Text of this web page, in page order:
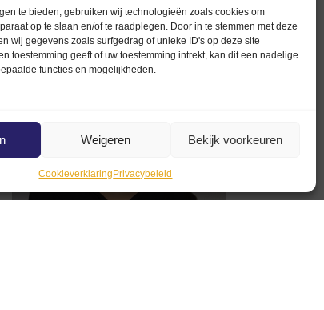
te bieden, gebruiken wij technologieën zoals cookies om
op te slaan en/of te raadplegen. Door in te stemmen met deze
wij gegevens zoals surfgedrag of unieke ID's op deze site
toestemming geeft of uw toestemming intrekt, kan dit een nadelige
functies en mogelijkheden.
Weigeren Bekijk voorkeuren
Cookieverklaring Privacybeleid
Geel Kinder T-shirt Fiat 500
€ 22,50 €15,00